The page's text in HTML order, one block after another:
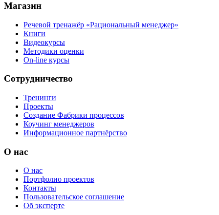
Магазин
Речевой тренажёр «Рациональный менеджер»
Книги
Видеокурсы
Методики оценки
On-line курсы
Сотрудничество
Тренинги
Проекты
Создание Фабрики процессов
Коучинг менеджеров
Информационное партнёрство
О нас
О нас
Портфолио проектов
Контакты
Пользовательское соглашение
Об эксперте